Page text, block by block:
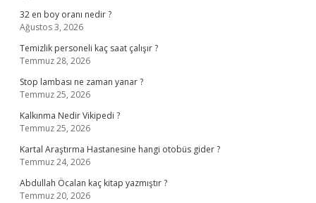
32 en boy oranı nedir ?
Ağustos 3, 2026
Temizlik personeli kaç saat çalışır ?
Temmuz 28, 2026
Stop lambası ne zaman yanar ?
Temmuz 25, 2026
Kalkınma Nedir Vikipedi ?
Temmuz 25, 2026
Kartal Araştırma Hastanesine hangi otobüs gider ?
Temmuz 24, 2026
Abdullah Öcalan kaç kitap yazmıştır ?
Temmuz 20, 2026